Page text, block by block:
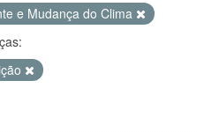
e Mudança do Clima